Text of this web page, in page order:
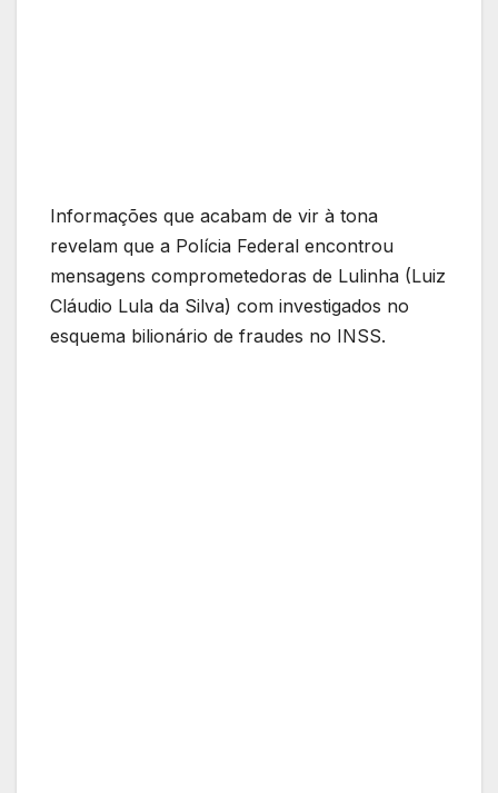
Informações que acabam de vir à tona
revelam que a Polícia Federal encontrou
mensagens comprometedoras de Lulinha (Luiz
Cláudio Lula da Silva) com investigados no
esquema bilionário de fraudes no INSS.